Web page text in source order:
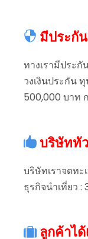
มีประกั
ทางเรามีประ
วงเงินประกัน
500,000 บาท
บริษัททั
บริษัทเราจดท
ธุรกิจนำเที่ยว :
ลูกค้าได้